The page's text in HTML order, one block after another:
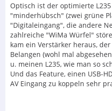
Optisch ist der optimierte
"minderhübsch" (zwei grüne
"Digitaleingang", die andere
zahlreiche "WiMa Würfel"
kam ein Verstärker heraus,
Belangen (wohl mal
u. meinen L235, wie man so
Und das Feature, einen USB-
AV Eingang zu koppeln sehr